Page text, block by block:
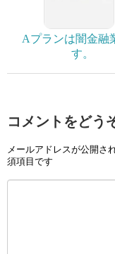
Aプランは闇金融
す。
コメントをどう
メールアドレスが公開さ
須項目です